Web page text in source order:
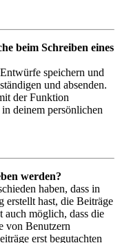
beim Schreiben eines
speichern und
und absenden.
der Funktion
deinem persönlichen
werden?
haben, dass in
erstellt hast, die Beiträge
auch möglich, dass die
von Benutzern
erst begutachten